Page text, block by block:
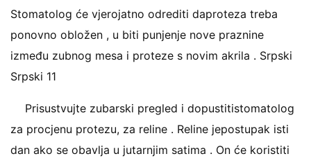
Stomatolog će vjerojatno odrediti daproteza treba
ponovno obložen , u biti punjenje nove praznine
između zubnog mesa i proteze s novim akrila . Srpski
Srpski 11
Prisustvujte zubarski pregled i dopustitistomatolog
za procjenu protezu, za reline . Reline jepostupak isti
dan ako se obavlja u jutarnjim satima . On će koristiti